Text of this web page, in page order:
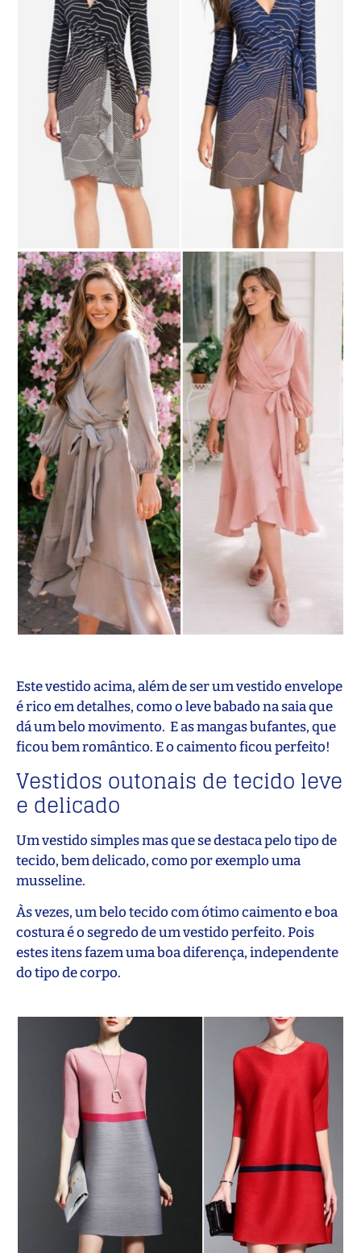
Este vestido acima, além de ser um vestido envelope
é rico em detalhes, como o leve babado na saia que
dá um belo movimento. E as mangas bufantes, que
ficou bem romântico. E o caimento ficou perfeito!
Vestidos outonais de tecido leve
e delicado
Um vestido simples mas que se destaca pelo tipo de
tecido, bem delicado, como por exemplo uma
musseline.
Às vezes, um belo tecido com ótimo caimento e boa
costura é o segredo de um vestido perfeito. Pois
estes itens fazem uma boa diferença, independente
do tipo de corpo.